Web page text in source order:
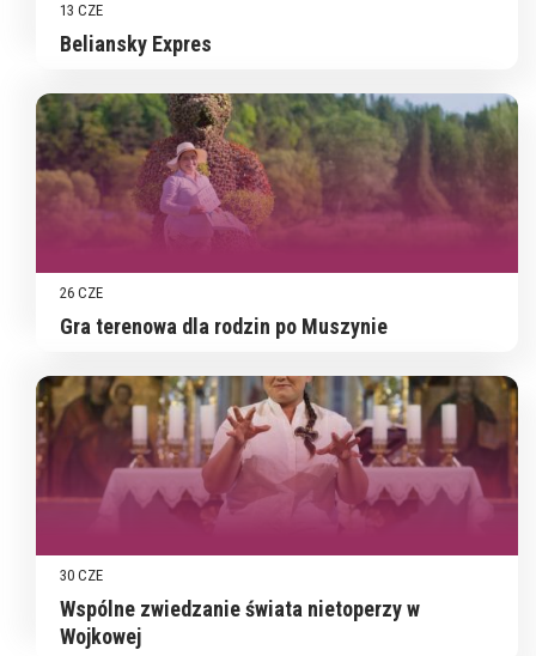
13 CZE
Beliansky Expres
26 CZE
Gra terenowa dla rodzin po Muszynie
30 CZE
Wspólne zwiedzanie świata nietoperzy w
Wojkowej